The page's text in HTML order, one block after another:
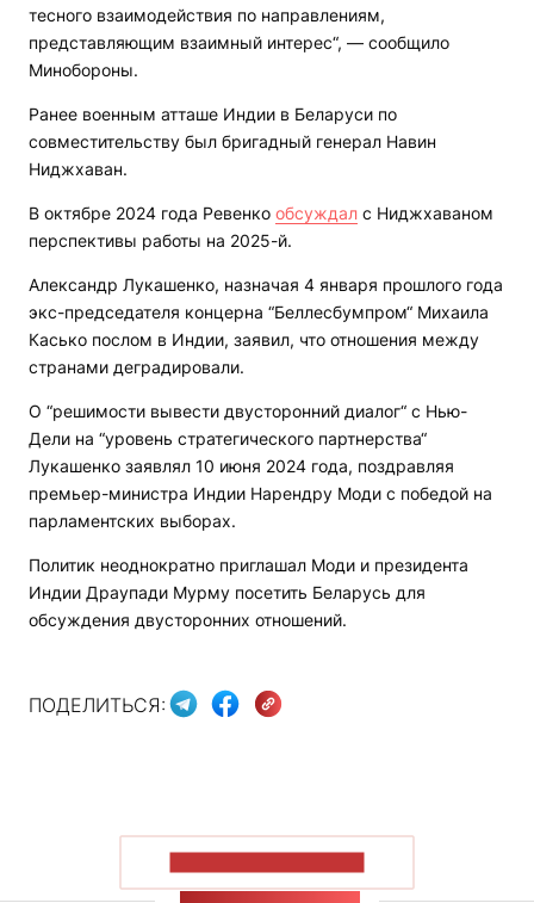
тесного взаимодействия по направлениям,
представляющим взаимный интерес“, — сообщило
Минобороны.
Ранее военным атташе Индии в Беларуси по
совместительству был бригадный генерал Навин
Ниджхаван.
В октябре 2024 года Ревенко обсуждал с Ниджхаваном
перспективы работы на 2025-й.
Александр Лукашенко, назначая 4 января прошлого года
экс-председателя концерна “Беллесбумпром“ Михаила
Касько послом в Индии, заявил, что отношения между
странами деградировали.
О “решимости вывести двусторонний диалог“ с Нью-
Дели на “уровень стратегического партнерства“
Лукашенко заявлял 10 июня 2024 года, поздравляя
премьер-министра Индии Нарендру Моди с победой на
парламентских выборах.
Политик неоднократно приглашал Моди и президента
Индии Драупади Мурму посетить Беларусь для
обсуждения двусторонних отношений.
ПОДЕЛИТЬСЯ: